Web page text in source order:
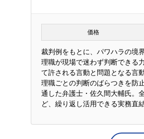
価格
裁判例をもとに、パワハラの境
理職が現場で迷わず判断できる
て許される言動と問題となる言
理職ごとの判断のばらつきを防
通した弁護士・佐久間大輔氏。
ど、繰り返し活用できる実務直